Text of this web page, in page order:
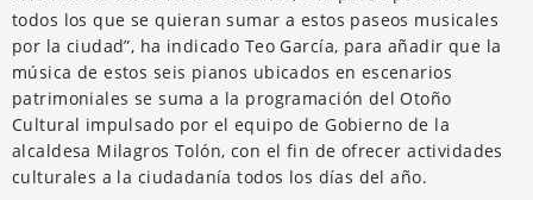
todos los que se quieran sumar a estos paseos musicales
por la ciudad”, ha indicado Teo García, para añadir que la
música de estos seis pianos ubicados en escenarios
patrimoniales se suma a la programación del Otoño
Cultural impulsado por el equipo de Gobierno de la
alcaldesa Milagros Tolón, con el fin de ofrecer actividades
culturales a la ciudadanía todos los días del año.